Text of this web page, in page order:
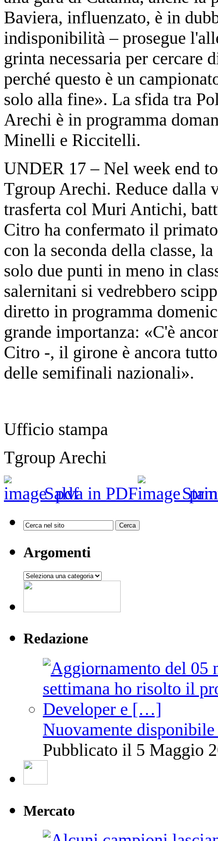
Baviera, influenzato, è in
indisponibilità – prosegue
grinta necessaria per cercare
perché questo è un
solo alla fine». La sfida tra
Arechi è in programma
Minelli e Riccitelli.
UNDER 17 – Nel week end
Tgroup Arechi. Reduce dalla
trasferta col Muri Antichi,
Citro ha confermato il
con la seconda della classe,
solo due punti in meno in
salernitani si vedrebbero
diretto in programma
grande importanza: «C'è
Citro -, il girone è ancora
delle semifinali nazionali».
Ufficio stampa
Tgroup Arechi
Salva in PDF
Argomenti
Argomenti
Redazione
Nuovamente
Pubblicato il 5 Maggio
Mercato